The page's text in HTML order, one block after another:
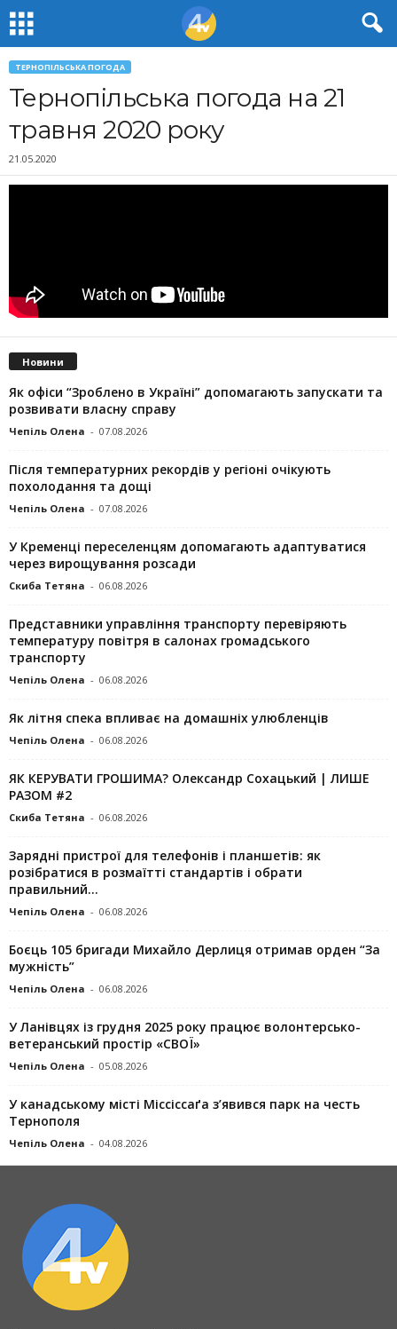
ТЕРНОПІЛЬСЬКА ПОГОДА
Тернопільська погода на 21
травня 2020 року
21.05.2020
Новини
Як офіси “Зроблено в Україні” допомагають запускaти та
розвивати власну справу
Чепіль Олена - 07.08.2026
Після температурних рекордів у регіоні очікують
похолодання та дощі
Чепіль Олена - 07.08.2026
У Кременці переселенцям допомагають адаптуватися
через вирощування розсади
Скиба Тетяна - 06.08.2026
Представники управління транспорту перевіряють
температуру повітря в салонах громадського
транспорту
Чепіль Олена - 06.08.2026
Як літня спека впливає на домашніх улюбленців
Чепіль Олена - 06.08.2026
ЯК КЕРУВАТИ ГРОШИМА? Олександр Сохацький | ЛИШЕ
РАЗОМ #2
Скиба Тетяна - 06.08.2026
Зарядні пристрої для телефонів і планшетів: як
розібратися в розмаїтті стандартів і обрати
правильний...
Чепіль Олена - 06.08.2026
Боєць 105 бригади Михайло Дерлиця отримав орден “За
мужність”
Чепіль Олена - 06.08.2026
У Ланівцях із грудня 2025 року працює волонтерсько-
ветеранський простір «СВОЇ»
Чепіль Олена - 05.08.2026
У канадському місті Міссіссаґа з’явився парк на честь
Тернополя
Чепіль Олена - 04.08.2026